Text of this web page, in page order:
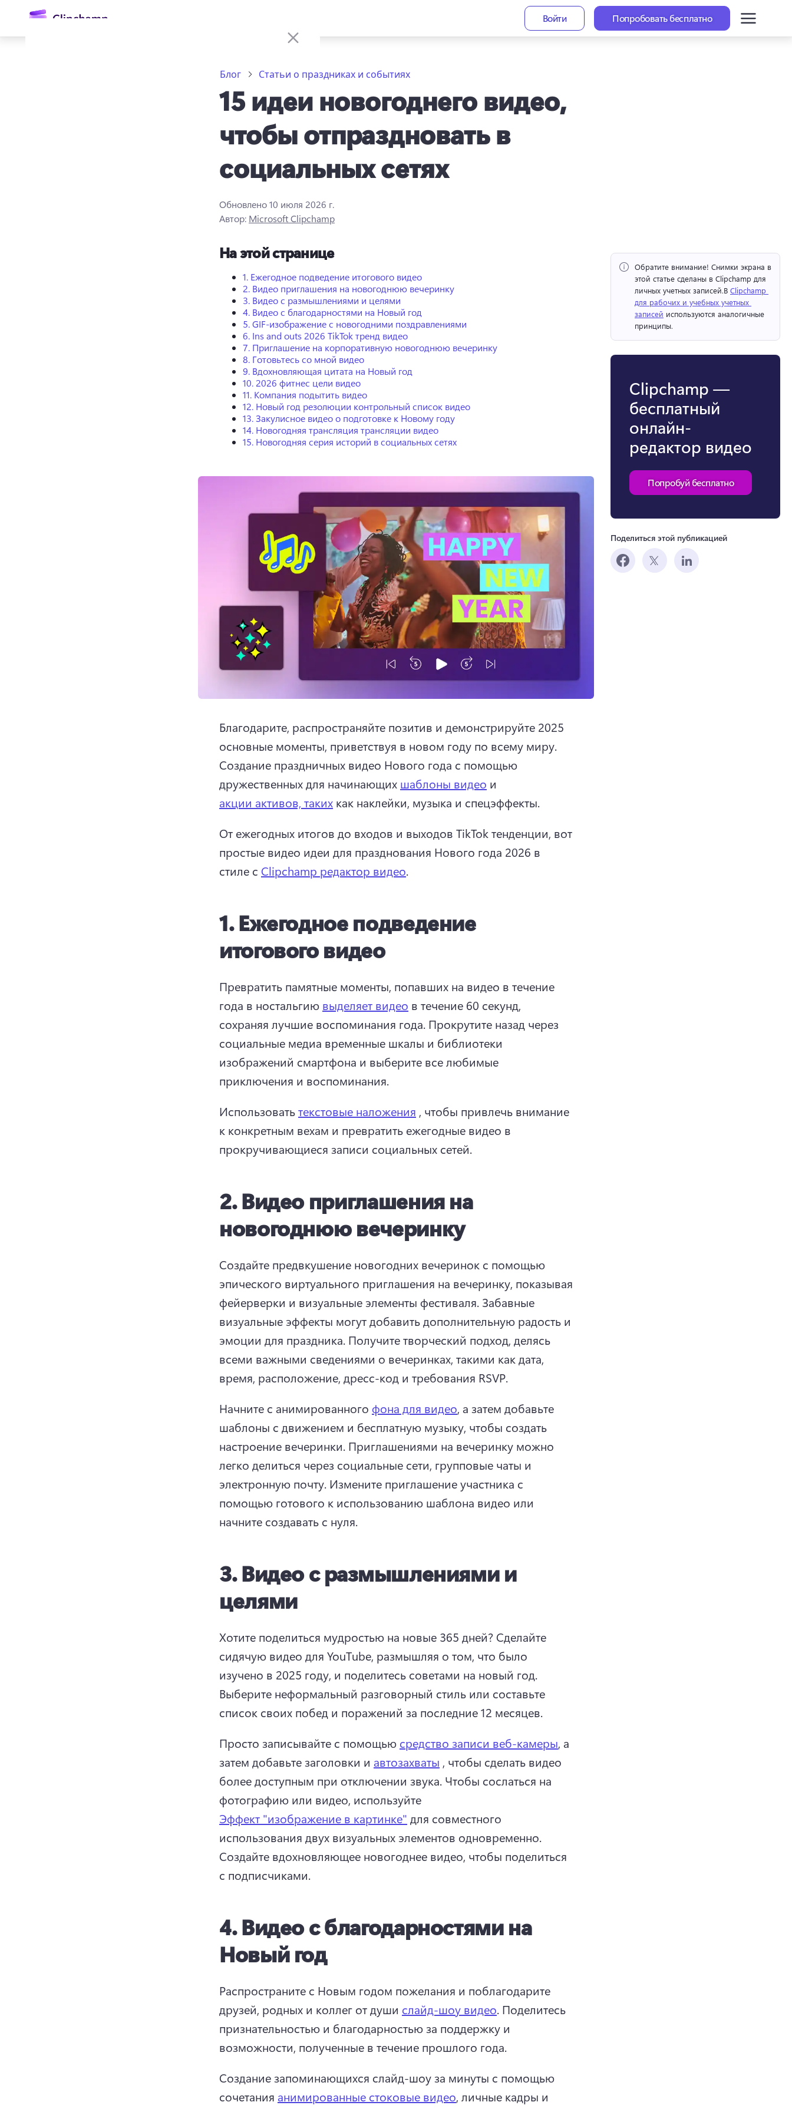
содержимому
Войти Попробовать бесплатно
Попробовать бесплатно
Блог Статьи о праздниках и событиях
15 идеи новогоднего видео,
чтобы отпраздновать в
социальных сетях
Обновлено10 июля 2026 г.
Автор: Microsoft Clipchamp
На этой странице
1. Ежегодное подведение итогового видео
2. Видео приглашения на новогоднюю вечеринку
3. Видео с размышлениями и целями
4. Видео с благодарностями на Новый год
5.GIF-изображение с новогодними поздравлениями
6. Ins and outs 2026 TikTok тренд видео
7. Приглашение на корпоративную новогоднюю вечеринку
8. Готовьтесь со мной видео
9. Вдохновляющая цитата на Новый год
10. 2026 фитнес цели видео
11. Компания подытить видео
12. Новый год резолюции контрольный список видео
13.Закулисное видео о подготовке к Новому году
14. Новогодняя трансляция трансляции видео
15. Новогодняя серия историй в социальных сетях
Благодарите, распространяйте позитив и демонстрируйте 2025
Создание праздничных видео Нового года с помощью
дружественных для начинающих шаблоны видео и
акции активов, таких как наклейки, музыка и спецэффекты.
От ежегодных итогов до входов и выходов TikTok тенденции, вот
простые видео идеи для празднования Нового года 2026 в
стиле с Clipchamp редактор видео.
1.Ежегодное подведение
итогового видео
Превратить памятные моменты, попавших на видео в течение
года в ностальгию выделяет видео в течение 60 секунд,
сохраняя лучшие воспоминания года. Прокрутите назад через
социальные медиа временные шкалы и библиотеки
изображений смартфона и выберите все любимые
приключения и воспоминания.
Использовать текстовые наложения , чтобы привлечь внимание
к конкретным вехам и превратить ежегодные видео в
прокручивающиеся записи социальных сетей.
2.Видео приглашения на
новогоднюю вечеринку
Создайте предвкушение новогодних вечеринок с помощью
эпического виртуального приглашения на вечеринку, показывая
фейерверки и визуальные элементы фестиваля. Забавные
визуальные эффекты могут добавить дополнительную радость и
эмоции для праздника. Получите творческий подход, делясь
всеми важными сведениями о вечеринках, такими как дата,
время, расположение, дресс-код и требования RSVP.
Начните с анимированного фона для видео, а затем добавьте
шаблоны с движением и бесплатную музыку, чтобы создать
настроение вечеринки. Приглашениями на вечеринку можно
легко делиться через социальные сети, групповые чаты и
электронную почту. Измените приглашение участника с
помощью готового к использованию шаблона видео или
начните создавать с нуля.
3.Видео с размышлениями и
целями
Хотите поделиться мудростью на новые 365 дней? Сделайте
сидячую видео для YouTube, размышляя о том, что было
Выберите неформальный разговорный стиль или составьте
список своих побед и поражений за последние 12 месяцев.
Просто записывайте с помощью средство записи веб-камеры, а
затем добавьте заголовки и автозахваты , чтобы сделать видео
более доступным при отключении звука. Чтобы сослаться на
фотографию или видео, используйте
Эффект "изображение в картинке" для совместного
Создайте вдохновляющее новогоднее видео, чтобы поделиться
с подписчиками.
4.Видео с благодарностями на
Новый год
Распространите с Новым годом пожелания и поблагодарите
друзей, родных и коллег от души слайд-шоу видео. Поделитесь
признательностью и благодарностью за поддержку и
возможности, полученные в течение прошлого года.
Создание запоминающихся слайд-шоу за минуты с помощью
сочетания анимированные стоковые видео, личные кадры и
Обратите внимание! Снимки экрана в
этой статье сделаны в Clipchamp для
личных учетных записей.В Clipchamp
для рабочих и учебных учетных
записей используются аналогичные
принципы.
Clipchamp —
бесплатный
онлайн-
редактор видео
Попробуй бесплатно
Поделиться этой публикацией